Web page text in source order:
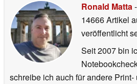
Ronald Matta
14666 Artikel
veröffentlicht
Seit 2007 bin
schreibe ich auch für andere